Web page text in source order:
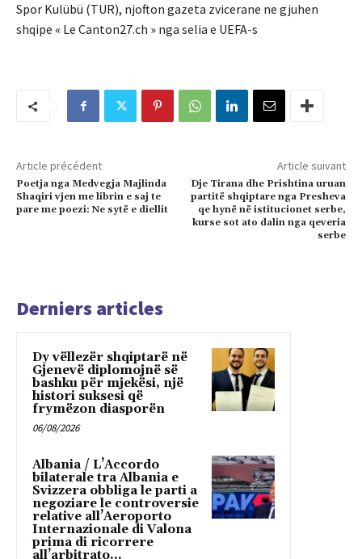
Spor Kulübü (TUR), njofton gazeta zvicerane ne gjuhen
shqipe « Le Canton27.ch » nga selia e UEFA-s
Article précédent
Poetja nga Medvegja Majlinda
Shaqiri vjen me librin e saj te
pare me poezi: Ne sytë e diellit
Article suivant
Dje Tirana dhe Prishtina uruan
partitë shqiptare nga Presheva
qe hynë në istitucionet serbe,
kurse sot ato dalin nga qeveria
serbe
Derniers articles
Dy vëllezër shqiptarë në
Gjenevë diplomojnë së
bashku për mjekësi, një
histori suksesi që
frymëzon diasporën
06/08/2026
Albania / L’Accordo
bilaterale tra Albania e
Svizzera obbliga le parti a
negoziare le controversie
relative all’Aeroporto
Internazionale di Valona
prima di ricorrere
all’arbitrato...